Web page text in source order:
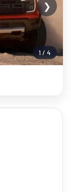
1 / 4
❯